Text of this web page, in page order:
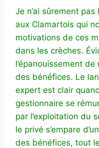
Je n’ai sûrement
aux Clamartois qui
motivations de ces
dans les crèches.
l’épanouissement
des bénéfices. Le
expert est clair
gestionnaire se
par l’exploitation du
le privé s’empare
des bénéfices, tout